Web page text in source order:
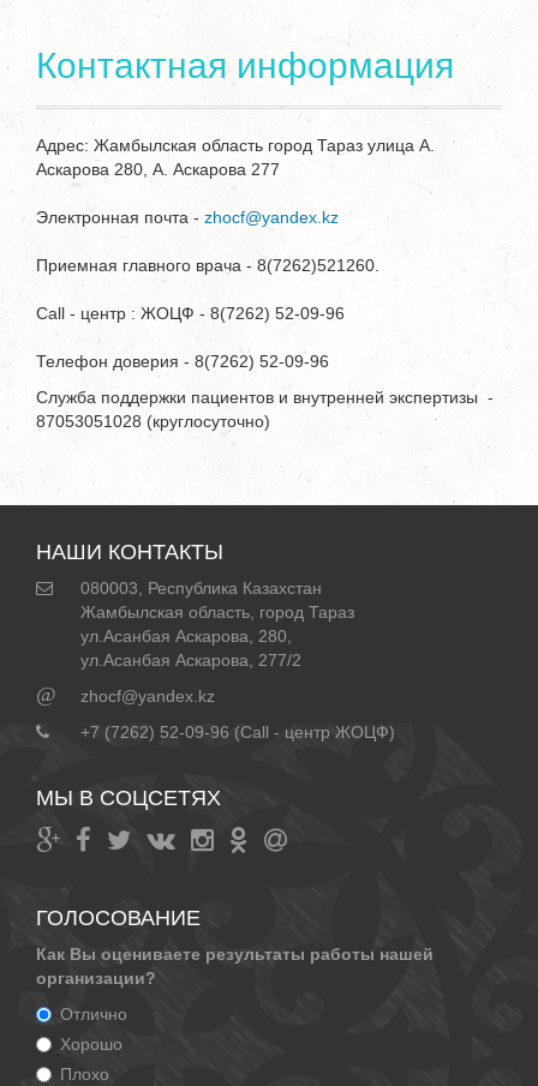
Контактная информация
Адрес: Жамбылская область город Тараз улица А.
Аскарова 280, А. Аскарова 277
Электронная почта - zhocf@yandex.kz
Приемная главного врача - 8(7262)521260.
Call - центр : ЖОЦФ - 8(7262) 52-09-96
Телефон доверия - 8(7262) 52-09-96
Служба поддержки пациентов и внутренней экспертизы -
87053051028 (круглосуточно)
НАШИ КОНТАКТЫ
080003, Республика Казахстан
Жамбылская область, город Тараз
ул.Асанбая Аскарова, 280,
ул.Асанбая Аскарова, 277/2
@
zhocf@yandex.kz
+7 (7262) 52-09-96 (Call - центр ЖОЦФ)
МЫ В СОЦСЕТЯХ
ГОЛОСОВАНИЕ
Как Вы оцениваете результаты работы нашей
организации?
Отлично
Хорошо
Плохо